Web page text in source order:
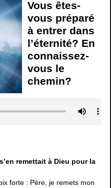
Vous êtes-
vous préparé
à entrer dans
l’éternité? En
connaissez-
vous le
chemin?
remettait à Dieu pour la
forte : Père, je remets mon